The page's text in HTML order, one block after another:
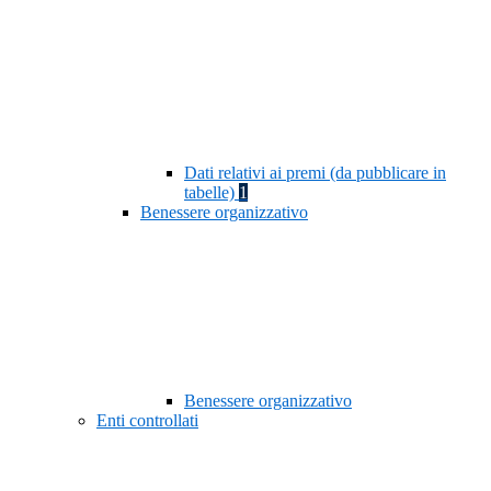
Dati relativi ai premi (da pubblicare in
tabelle) 1
Benessere organizzativo
Benessere organizzativo
Enti controllati